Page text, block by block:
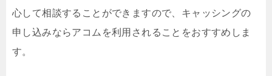
心して相談することができますので、キャッシングの
申し込みならアコムを利用されることをおすすめしま
す。